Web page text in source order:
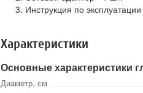
Инструкция по
Характеристики
Основные характеристики
Диаметр, см